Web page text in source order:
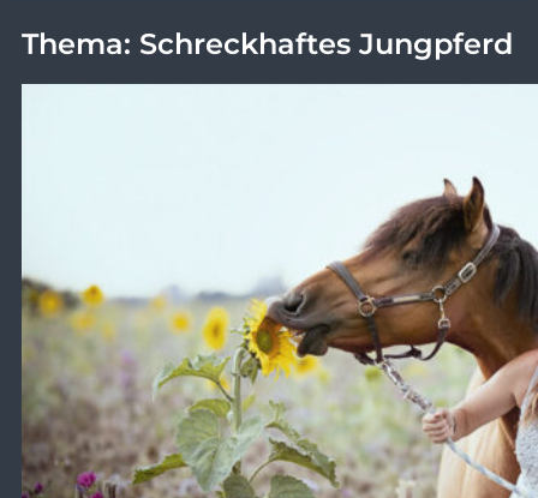
Thema: Schreckhaftes Jungpferd